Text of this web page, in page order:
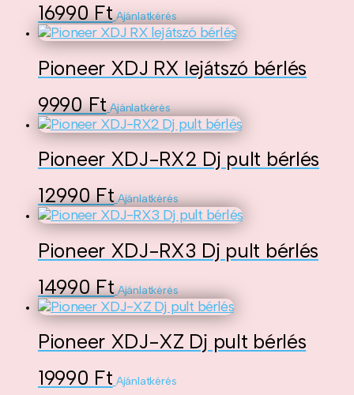
16990Ft Ajánlatkérés
Pioneer XDJ RX lejátszó bérlés
9990Ft Ajánlatkérés
Pioneer XDJ-RX2 Dj pult bérlés
12990Ft Ajánlatkérés
Pioneer XDJ-RX3 Dj pult bérlés
14990Ft Ajánlatkérés
Pioneer XDJ-XZ Dj pult bérlés
19990 Ft Ajánlatkérés